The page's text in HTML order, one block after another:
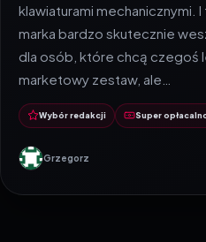
klawiaturami mechanicznymi.
marka bardzo skutecznie
dla osób, które chcą czegoś
marketowy zestaw, ale…
Wybór redakcji Super
Grzegorz